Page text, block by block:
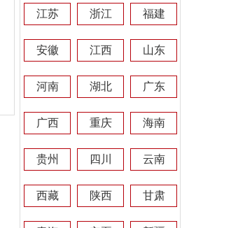
江苏 浙江 福建
安徽 江西 山东
河南 湖北 广东
广西 重庆 海南
贵州 四川 云南
西藏 陕西 甘肃